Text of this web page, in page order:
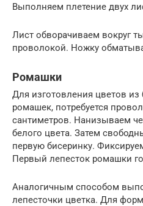
Выполняем плетение двух
Лист обворачиваем вокруг
проволокой. Ножку
Ромашки
Для изготовления цветов из
ромашек, потребуется
сантиметров. Нанизываем
белого цвета. Затем
первую бисеринку.
Первый лепесток ромашки
Аналогичным способом
лепесточки цветка. Для